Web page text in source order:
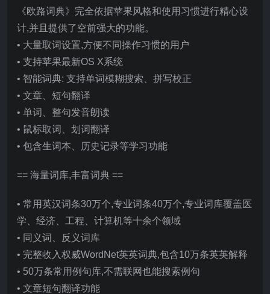
《欧路词典》完全依据苹果风格和使用习惯进行精心设
计,并且提供了空前强大的功能。
• 大量取词设置,方便不同操作习惯的用户
• 支持苹果最新OS X系统
• 智能词典: 支持单词模糊搜索、拼写校正
• 文章、短句翻译
• 单词、整句发音朗读
• 鼠标取词、划词翻译
• 包含生词本、历史记录等学习功能
== 海量词库,丰富词典 ==
• 常用英汉词条30万个,专业词条40万个,专业词库覆盖医
学、经济、工程、计算机等十余个领域
• 同义词、反义词库
• 完整收入权威WordNet英英词典,包含10万条英英解释
• 50万条常用例句库,不需联网也能搜索例句
• 文章短句翻译功能